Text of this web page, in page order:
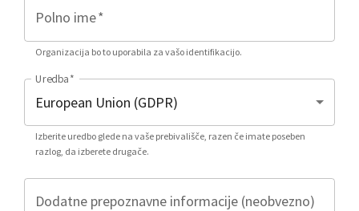
Polno ime*
Organizacija bo to uporabila za vašo identifikacijo.
Uredba*
Izberite uredbo glede na vaše prebivališče, razen če imate poseben
razlog, da izberete drugače.
Dodatne prepoznavne informacije (neobvezno)